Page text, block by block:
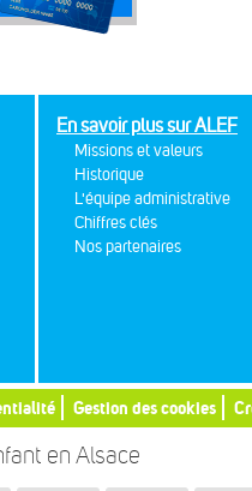
En savoir plus sur ALEF
Missions et valeurs
Historique
L'équipe administrative
Chiffres clés
Nos partenaires
Gestion des cookies
en Alsace